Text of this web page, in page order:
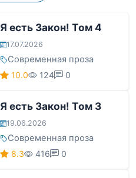
Я есть Закон! Том 4
17.07.2026
Современная проза
10.0 124 0
Я есть Закон! Том 3
19.06.2026
Современная проза
8.3 416 0